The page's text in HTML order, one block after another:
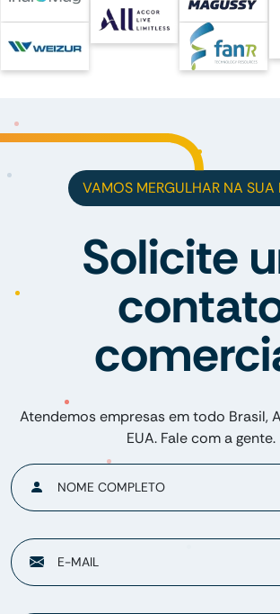
VAMOS MERGULHAR NA SUA
Solicite
Atendemos empresas em todo Brasil,
EUA. Fale com a gente.
NOME COMPLETO
E-MAIL